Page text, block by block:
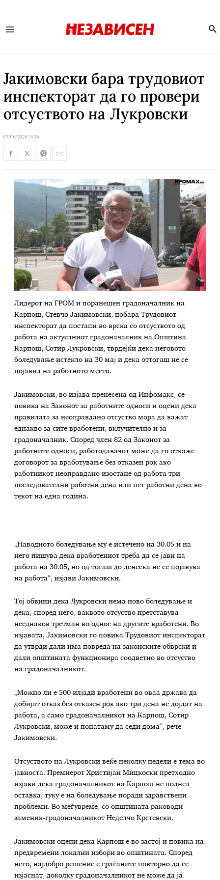
Јакимовски бара трудовиот
инспекторат да го провери
отсуството на Лукровски
07/06/2026 14:36
Лидерот на ГРОМ и поранешен градоначалник на
Карпош, Стевчо Јакимовски, побара Трудовиот
инспекторат да постапи во врска со отсуството од
работа на актуелниот градоначалник на Општина
Карпош, Сотир Лукровски, тврдејќи дека неговото
боледување истекло на 30 мај и дека оттогаш не се
појавил на работното место.
Јакимовски, во изјава пренесена од Инфомакс, се
повика на Законот за работните односи и оцени дека
правилата за неоправдано отсуство мора да важат
еднакво за сите вработени, вклучително и за
градоначалник. Според член 82 од Законот за
работните односи, работодавачот може да го откаже
договорот за вработување без отказен рок ако
работникот неоправдано изостане од работа три
последователни работни дена или пет работни дена во
текот на една година.
„Наводното боледување му е истечено на 30.05 и на
него пишува дека вработениот треба да се јави на
работа на 30.05, но од тогаш до денеска не се појавува
на работа“, изјави Јакимовски.
Тој обвини дека Лукровски нема ново боледување и
дека, според него, ваквото отсуство претставува
нееднаков третман во однос на другите вработени. Во
изјавата, Јакимовски го повика Трудовиот инспекторат
да утврди дали има повреда на законските обврски и
дали општината функционира соодветно во отсуство
на градоначалникот.
„Можно ли е 500 илјади вработени во оваа држава да
добијат отказ без отказен рок ако три дена не дојдат на
работа, а само градоначалникот на Карпош, Сотир
Лукровски, може и понатаму да седи дома“, рече
Јакимовски.
Отсуството на Лукровски веќе неколку недели е тема во
јавноста. Премиерот Христијан Мицкоски претходно
изјави дека градоначалникот на Карпош не поднел
оставка, туку е на боледување поради здравствени
проблеми. Во меѓувреме, со општината раководи
заменик-градоначалникот Неделчо Крстевски.
Јакимовски оцени дека Карпош е во застој и повика на
предвремени локални избори во општината. Според
него, најдобро решение е граѓаните повторно да се
изјаснат, доколку градоначалникот не може да ја